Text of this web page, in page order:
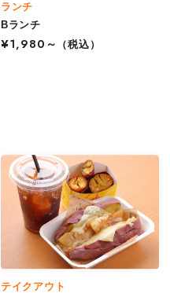
ランチ
Bランチ
¥1,980～
（税込）
テイクアウト